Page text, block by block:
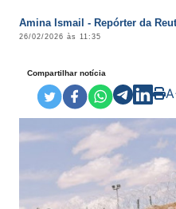
Amina Ismail - Repórter da
26/02/2026 às 11:35
Compartilhar notícia